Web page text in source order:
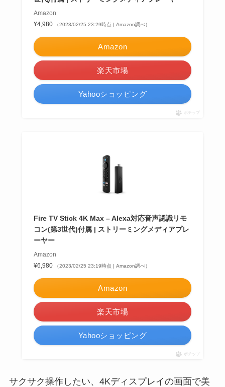
Amazon
¥4,980
（2023/02/25 23:29時点 | Amazon調べ）
Amazon
楽天市場
Yahooショッピング
ポチップ
Fire TV Stick 4K Max – Alexa対応音声認識リモ
コン(第3世代)付属 | ストリーミングメディアプレ
ーヤー
Amazon
¥6,980
（2023/02/25 23:19時点 | Amazon調べ）
Amazon
楽天市場
Yahooショッピング
ポチップ
サクサク操作したい、4Kディスプレイの画面で美